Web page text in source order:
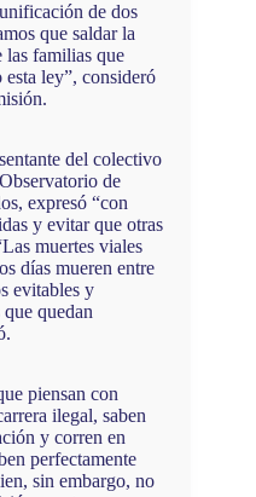
de dos
que saldar la
familias que
ley”, consideró
del colectivo
de
expresó “con
y evitar que otras
muertes viales
días mueren entre
evitables y
quedan
piensan con
ilegal, saben
y corren en
perfectamente
sin embargo, no